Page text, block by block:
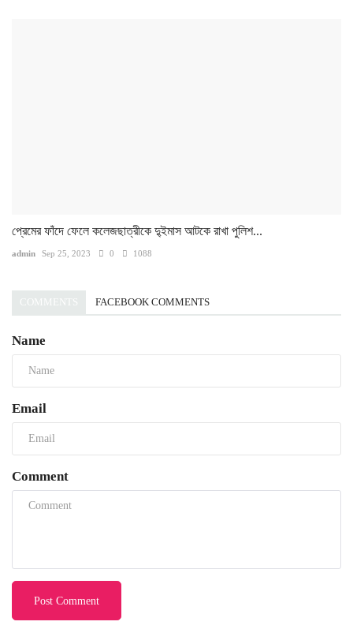
প্রেমের ফাঁদে ফেলে কলেজছাত্রীকে দু্ইমাস আটকে রাখা পুলিশ...
admin Sep 25, 2023 0 1088
COMMENTS FACEBOOK COMMENTS
Name
Email
Comment
Post Comment